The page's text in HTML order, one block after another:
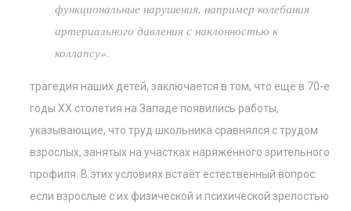
функциональные нарушения, например колебания
артериального давления с наклонностью к
коллапсу».
трагедия наших детей, заключается в том, что ещё в 70-е
годы ХХ столетия на Западе появились работы,
указывающие, что труд школьника сравнялся с трудом
взрослых, занятых на участках наряжённого зрительного
профиля. В этих условиях встаёт естественный вопрос:
если взрослые с их физической и психической зрелостью